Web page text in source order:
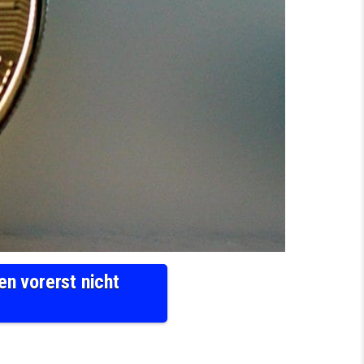
vorerst nicht
AUS BESCHLAGNAHMTEN BITCOIN-MILLIARDEN VORERST NICHT VERWENDEN